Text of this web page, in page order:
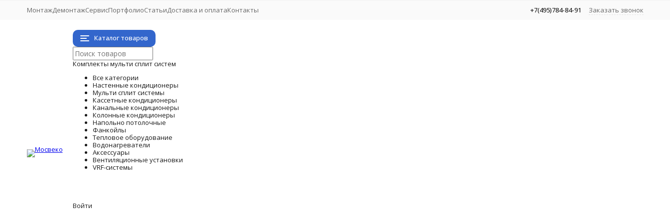
МонтажДемонтажСервисПортфолиоСтатьиДоставка и оплатаКонтакты +7(495)784-84-91 Заказать звонок
Каталог товаров
Комплекты мульти сплит систем
Все категории
Настенные кондиционеры
Мульти сплит системы
Кассетные кондиционеры
Канальные кондиционеры
Колонные кондиционеры
Напольно потолочные
Фанкойлы
Тепловое оборудование
Водонагреватели
Аксессуары
Вентиляционные установки
VRF-системы
Войти